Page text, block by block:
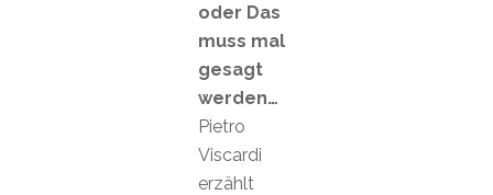
oder Das
muss mal
gesagt
werden…
Pietro
Viscardi
erzählt